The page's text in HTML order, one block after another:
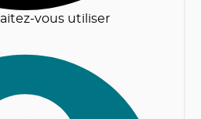
vous utiliser